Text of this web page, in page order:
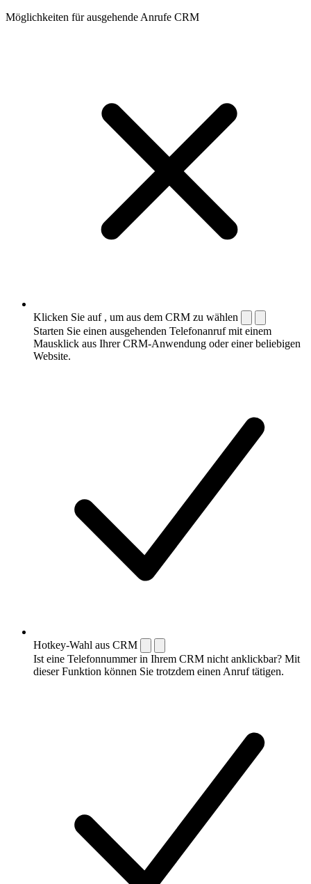
Möglichkeiten für ausgehende Anrufe CRM
Klicken Sie auf , um aus dem CRM zu wählen
Starten Sie einen ausgehenden Telefonanruf mit einem
Mausklick aus Ihrer CRM-Anwendung oder einer beliebigen
Website.
Hotkey-Wahl aus CRM
Ist eine Telefonnummer in Ihrem CRM nicht anklickbar? Mit
dieser Funktion können Sie trotzdem einen Anruf tätigen.